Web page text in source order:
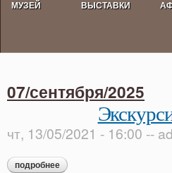
МУЗЕЙ ВЫСТАВКИ
Activities calendar
07/сентября/2025
чт, 13/05/2021 - 16:00 --
подробнее о экскурсия «сказки